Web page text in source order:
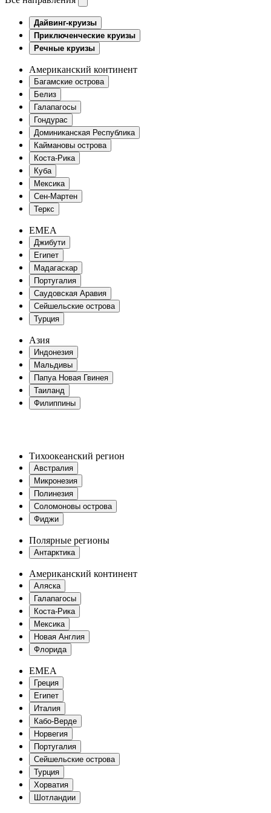
Дайвинг-круизы
Приключенческие круизы
Речные круизы
Американский континент
Багамские острова
Белиз
Галапагосы
Гондурас
Доминиканская Республика
Каймановы острова
Коста-Рика
Куба
Мексика
Сен-Мартен
Теркс
EMEA
Джибути
Египет
Мадагаскар
Португалия
Саудовская Аравия
Сейшельские острова
Турция
Азия
Индонезия
Мальдивы
Папуа Новая Гвинея
Таиланд
Филиппины
Тихоокеанский регион
Австралия
Микронезия
Полинезия
Соломоновы острова
Фиджи
Полярные регионы
Антарктика
Американский континент
Аляска
Галапагосы
Коста-Рика
Мексика
Новая Англия
Флорида
EMEA
Греция
Египет
Италия
Кабо-Верде
Норвегия
Португалия
Сейшельские острова
Турция
Хорватия
Шотландии